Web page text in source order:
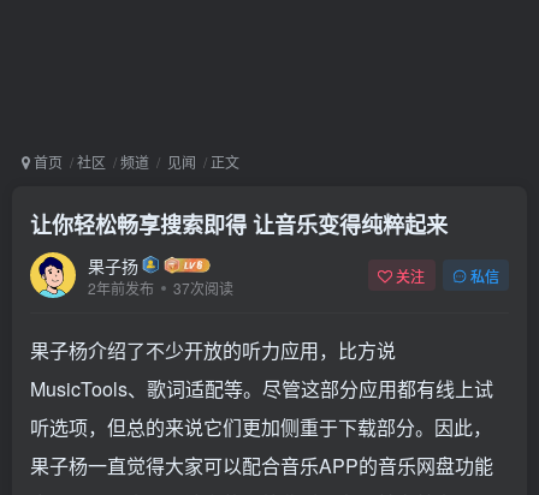
首页 社区 频道 见闻 正文
让你轻松畅享搜索即得 让音乐变得纯粹起来
果子扬
2年前发布 37次阅读
关注 私信
果子杨介绍了不少开放的听力应用，比方说
MusicTools、歌词适配等。尽管这部分应用都有线上试
听选项，但总的来说它们更加侧重于下载部分。因此，
果子杨一直觉得大家可以配合音乐APP的音乐网盘功能